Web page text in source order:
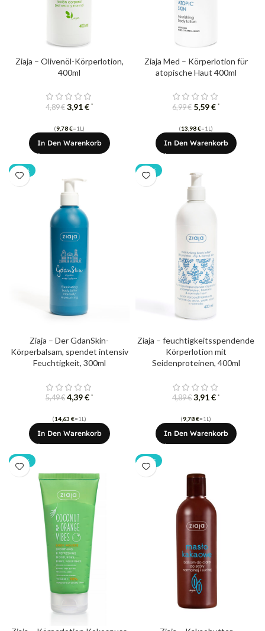
Ziaja – Olivenöl-Körperlotion,
400ml
4,89€ 3,91€ *
(9,78€=1L)
In Den Warenkorb
Ziaja Med – Körperlotion für
atopische Haut 400ml
6,99€ 5,59€ *
(13,98€=1L)
In Den Warenkorb
-20%
Ziaja – Der GdanSkin-
Körperbalsam, spendet intensiv
Feuchtigkeit, 300ml
5,49€ 4,39€ *
(14,63 €=1L)
In Den Warenkorb
-20%
Ziaja – feuchtigkeitsspendende
Körperlotion mit
Seidenproteinen, 400ml
4,89€ 3,91€ *
(9,78€=1L)
In Den Warenkorb
-20% -20%